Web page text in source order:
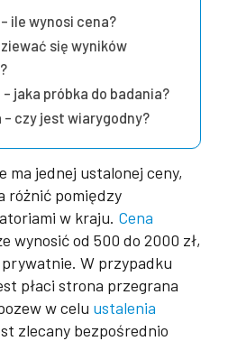
ile wynosi cena?
się wyników
jaka próbka do badania?
czy jest wiarygodny?
ma jednej ustalonej ceny,
różnić pomiędzy
w kraju. Cena
wynosić od 500 do 2000 zł,
W przypadku
płaci strona przegrana
w celu ustalenia
zlecany bezpośrednio